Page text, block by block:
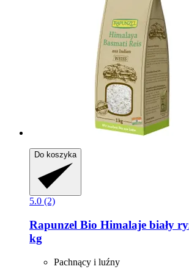
Do koszyka
5.0 (2)
Rapunzel Bio Himalaje biały
kg
Pachnący i luźny